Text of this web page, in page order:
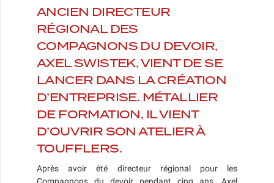
ANCIEN DIRECTEUR
RÉGIONAL DES
COMPAGNONS DU DEVOIR,
AXEL SWISTEK, VIENT DE SE
LANCER DANS LA CRÉATION
D’ENTREPRISE. MÉTALLIER
DE FORMATION, IL VIENT
D’OUVRIR SON ATELIER À
TOUFFLERS.
Après avoir été directeur régional pour les